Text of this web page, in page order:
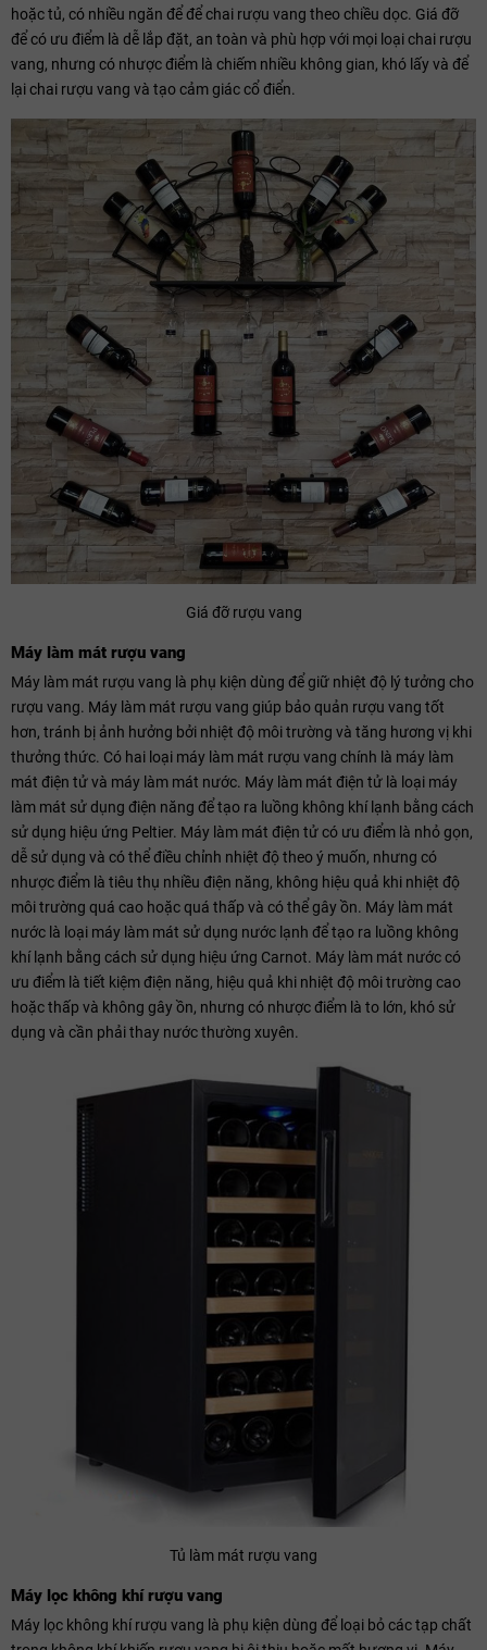
hoặc tủ, có nhiều ngăn để để chai rượu vang theo chiều dọc. Giá đỡ
để có ưu điểm là dễ lắp đặt, an toàn và phù hợp với mọi loại chai rượu
vang, nhưng có nhược điểm là chiếm nhiều không gian, khó lấy và để
lại chai rượu vang và tạo cảm giác cổ điển.
Giá đỡ rượu vang
Máy làm mát rượu vang
Máy làm mát rượu vang là phụ kiện dùng để giữ nhiệt độ lý tưởng cho
rượu vang. Máy làm mát rượu vang giúp bảo quản rượu vang tốt
hơn, tránh bị ảnh hưởng bởi nhiệt độ môi trường và tăng hương vị khi
thưởng thức. Có hai loại máy làm mát rượu vang chính là máy làm
mát điện tử và máy làm mát nước. Máy làm mát điện tử là loại máy
làm mát sử dụng điện năng để tạo ra luồng không khí lạnh bằng cách
sử dụng hiệu ứng Peltier. Máy làm mát điện tử có ưu điểm là nhỏ gọn,
dễ sử dụng và có thể điều chỉnh nhiệt độ theo ý muốn, nhưng có
nhược điểm là tiêu thụ nhiều điện năng, không hiệu quả khi nhiệt độ
môi trường quá cao hoặc quá thấp và có thể gây ồn. Máy làm mát
nước là loại máy làm mát sử dụng nước lạnh để tạo ra luồng không
khí lạnh bằng cách sử dụng hiệu ứng Carnot. Máy làm mát nước có
ưu điểm là tiết kiệm điện năng, hiệu quả khi nhiệt độ môi trường cao
hoặc thấp và không gây ồn, nhưng có nhược điểm là to lớn, khó sử
dụng và cần phải thay nước thường xuyên.
Tủ làm mát rượu vang
Máy lọc không khí rượu vang
Máy lọc không khí rượu vang là phụ kiện dùng để loại bỏ các tạp chất